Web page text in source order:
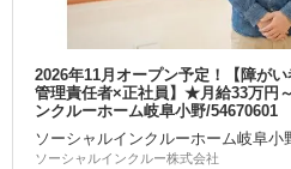
2026年11月オープン予定！【障が
管理責任者×正社員】★月給33万円
ンクルーホーム岐阜小野/54670601
ソーシャルインクルーホーム岐阜小
ソーシャルインクルー株式会社